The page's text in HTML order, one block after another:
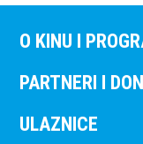
O KINU I
PARTNERI I
ULAZNICE